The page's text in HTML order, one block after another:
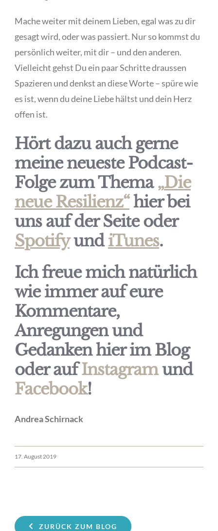
Mache weiter mit deinem Lieben, egal was zu dir
gesagt wird, oder was passiert. Nur so kommst du
persönlich weiter, mit dir – und den anderen.
Vielleicht gehst Du ein paar Schritte draussen
Spazieren und denkst an diese Worte – spüre wie
es ist, wenn du deine Liebe hältst und dein Herz
offen ist.
Hört dazu auch gerne
meine neueste Podcast-
Folge zum Thema „Die
neue Resilienz“hier bei
uns auf der Seite oder
SpotifyundiTunes.
Ich freue mich natürlich
wie immer auf eure
Kommentare,
Anregungen und
Gedanken hier im Blog
oder aufInstagramund
Facebook!
Andrea Schirnack
17. August 2019
ZURÜCK ZUM BLOG